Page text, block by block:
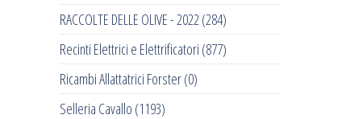
RACCOLTE DELLE OLIVE - 2022(284)
Recinti Elettrici e Elettrificatori (877)
Ricambi Allattatrici Forster(0)
Selleria Cavallo (1193)